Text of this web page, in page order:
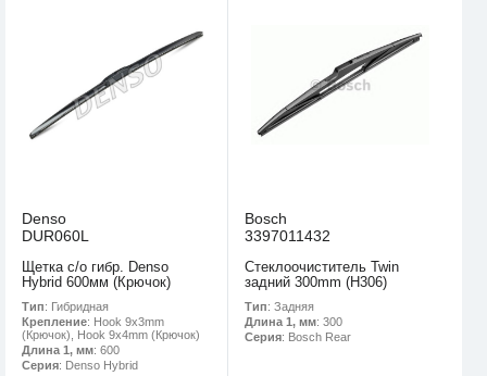
Denso
DUR060L
Щетка с/о гибр. Denso
Hybrid 600мм (Крючок)
Тип: Гибридная
Крепление: Hook 9x3mm
(Крючок), Hook 9x4mm (Крючок)
Длина 1, мм: 600
Серия: Denso Hybrid
Bosch
3397011432
Стеклоочиститель Twin
задний 300mm (H306)
Тип: Задняя
Длина 1, мм: 300
Серия: Bosch Rear